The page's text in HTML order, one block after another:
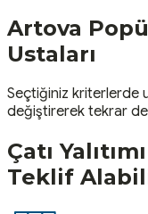
Artova
Ustaları
Seçtiğiniz kriterlerde
değiştirerek tekrar
Çatı Yalıtımı
Teklif